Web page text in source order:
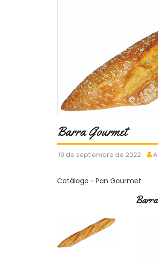
Barra Gourmet
10 de septiembre de 2022
Catálogo Pan Gourmet